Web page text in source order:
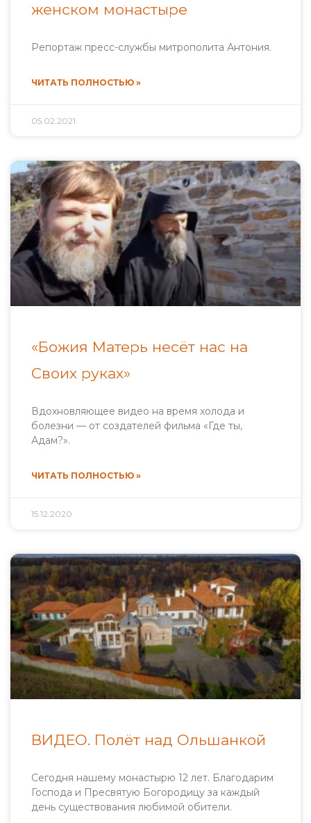
женском монастыре
Репортаж пресс-службы митрополита Антония.
ЧИТАТЬ ПОЛНОСТЬЮ »
05.02.2021
«Божия Матерь несёт нас на
Своих руках»
Вдохновляющее видео на время холода и
болезни — от создателей фильма «Где ты,
Адам?».
ЧИТАТЬ ПОЛНОСТЬЮ »
15.12.2020
ВИДЕО. Полёт над Ольшанкой
Сегодня нашему монастырю 12 лет. Благодарим
Господа и Пресвятую Богородицу за каждый
день существования любимой обители.